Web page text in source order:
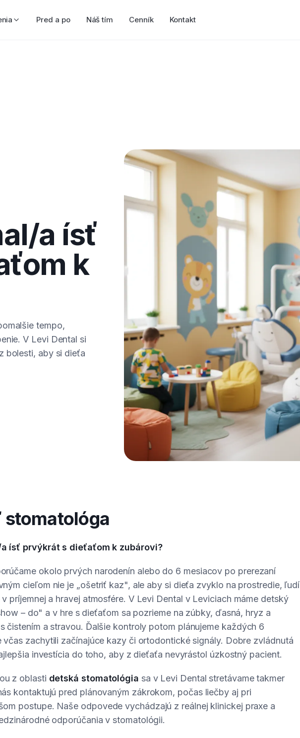
Pred a po Náš tím Cenník Kontakt
a ísť
k
tempo,
V Levi Dental si
bolesti, aby si dieťa
stomatológa
ísť prvýkrát s dieťaťom k zubárovi?
okolo prvých narodenín alebo do 6 mesiacov po prerezaní
cieľom nie je „ošetriť kaz", ale aby si dieťa zvyklo na prostredie, ľudí
príjemnej a hravej atmosfére. V Levi Dental v Leviciach máme detský
– do" a v hre s dieťaťom sa pozrieme na zúbky, ďasná, hryz a
čistením a stravou. Ďalšie kontroly potom plánujeme každých 6
včas zachytili začínajúce kazy či ortodontické signály. Dobre zvládnutá
investícia do toho, aby z dieťaťa nevyrástol úzkostný pacient.
z oblasti detská stomatológia sa v Levi Dental stretávame takmer
kontaktujú pred plánovaným zákrokom, počas liečby aj pri
postupe. Naše odpovede vychádzajú z reálnej klinickej praxe a
odporúčania v stomatológii.